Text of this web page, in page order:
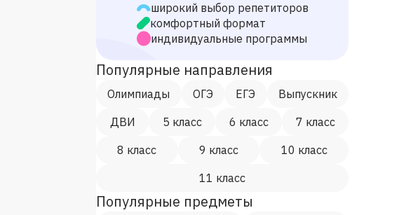
широкий выбор репетиторов
комфортный формат
индивидуальные программы
Популярные направления
Олимпиады ОГЭ ЕГЭ
Выпускник
ДВИ
5 класс 6 класс
7 класс
8 класс
9 класс
10 класс
11 класс
Популярные предметы